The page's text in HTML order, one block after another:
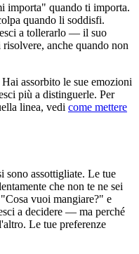
importa" quando ti importa.
quando li soddisfi.
a tollerarlo — il suo
anche quando non
assorbito le sue emozioni
più a distinguerle. Per
linea, vedi come mettere
sono assottigliate. Le tue
che non te ne sei
vuoi mangiare?" e
a decidere — ma perché
Le tue preferenze